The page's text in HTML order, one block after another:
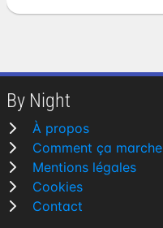
By Night
À propos
Comment ça marche
Mentions légales
Cookies
Contact